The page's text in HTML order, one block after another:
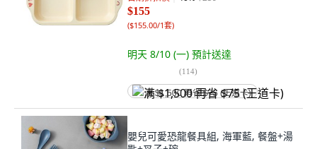
$155
($155.00/1套)
明天 8/10 (一) 預計送達
(114)
满 $1,500 再省 $75 (王道卡)
嬰兒可愛恐龍餐具組, 海軍藍, 餐盤+湯